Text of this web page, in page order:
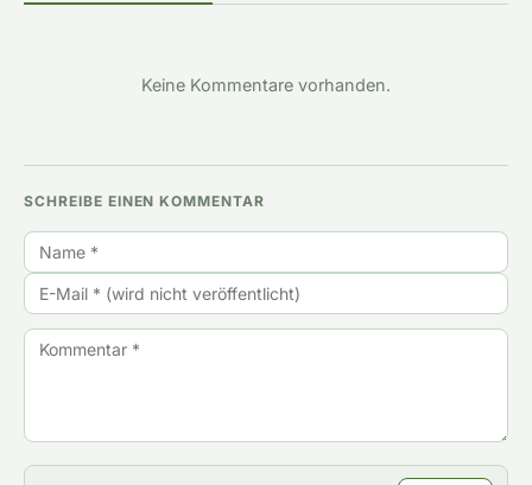
Keine Kommentare vorhanden.
SCHREIBE EINEN KOMMENTAR